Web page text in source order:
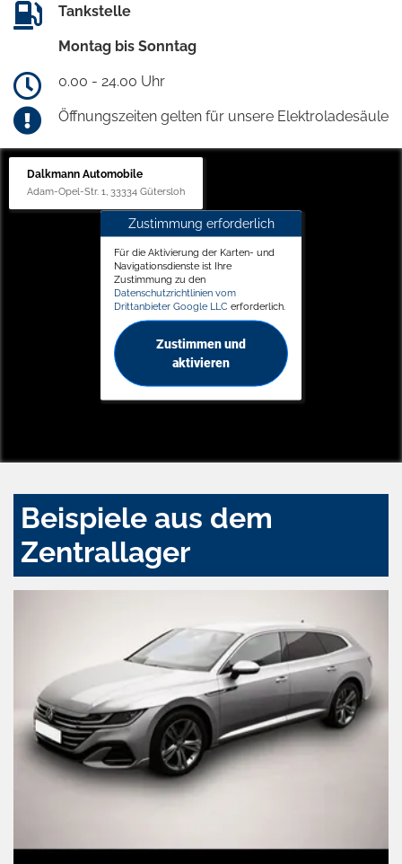
Tankstelle
Montag bis Sonntag
0.00 - 24.00 Uhr
Öffnungszeiten gelten für unsere Elektroladesäule
Dalkmann Automobile
Adam-Opel-Str. 1, 33334 Gütersloh
Zustimmung erforderlich
Für die Aktivierung der Karten- und
Navigationsdienste ist Ihre
Zustimmung zu den
Datenschutzrichtlinien vom
Drittanbieter Google LLC erforderlich.
Zustimmen und
aktivieren
Beispiele aus dem
Zentrallager